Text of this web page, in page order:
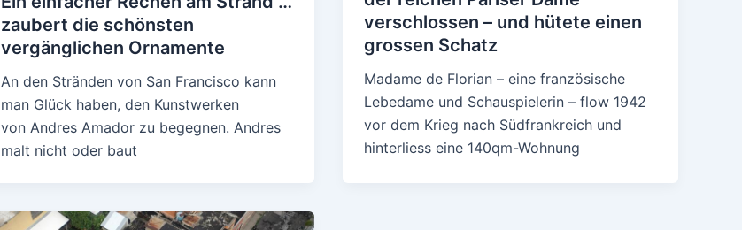
zaubert die schönsten
vergänglichen Ornamente
An den Stränden von San Francisco kann
man Glück haben, den Kunstwerken
von Andres Amador zu begegnen. Andres
malt nicht oder baut
verschlossen – und hütete einen
grossen Schatz
Madame de Florian – eine französische
Lebedame und Schauspielerin – flow 1942
vor dem Krieg nach Südfrankreich und
hinterliess eine 140qm-Wohnung